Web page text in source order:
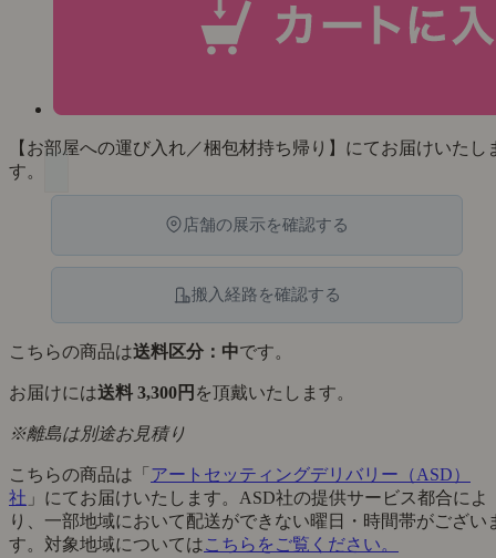
【お部屋への運び入れ／梱包材持ち帰り】にてお届けいたし
す。
店舗の展示を確認する
搬入経路を確認する
こちらの商品は送料区分：中です。
お届けには送料 3,300円 を頂戴いたします。
※離島は別途お見積り
こちらの商品は「 アートセッティングデリバリー（ASD）
社 」にてお届けいたします。ASD社の提供サービス都合によ
り、一部地域において配送ができない曜日・時間帯がござい
す。対象地域についてはこちらをご覧ください。